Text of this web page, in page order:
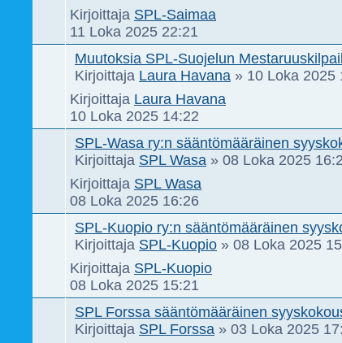
Kirjoittaja SPL-Saimaa
11 Loka 2025 22:21
Muutoksia SPL-Suojelun
Kirjoittaja Laura Havana » 10 Loka 2025
Kirjoittaja Laura Havana
10 Loka 2025 14:22
SPL-Wasa ry:n sääntömääräinen
Kirjoittaja SPL Wasa » 08 Loka 2025
Kirjoittaja SPL Wasa
08 Loka 2025 16:26
SPL-Kuopio ry:n sääntömääräinen
Kirjoittaja SPL-Kuopio » 08 Loka 2025
Kirjoittaja SPL-Kuopio
08 Loka 2025 15:21
SPL Forssa sääntömääräinen
Kirjoittaja SPL Forssa » 03 Loka 2025